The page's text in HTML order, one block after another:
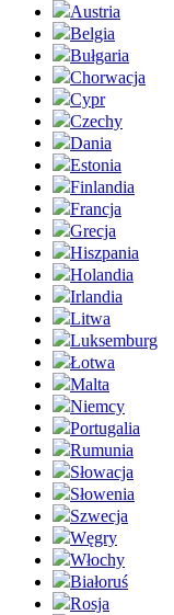
Austria
Belgia
Bułgaria
Chorwacja
Cypr
Czechy
Dania
Estonia
Finlandia
Francja
Grecja
Hiszpania
Holandia
Irlandia
Litwa
Luksemburg
Łotwa
Malta
Niemcy
Portugalia
Rumunia
Słowacja
Słowenia
Szwecja
Węgry
Włochy
Białoruś
Rosja